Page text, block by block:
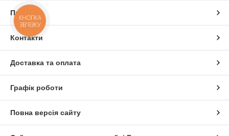
Про нас
Контакти
Доставка та оплата
Графік роботи
Повна версія сайту
КНОПКА
ЗВ'ЯЗКУ